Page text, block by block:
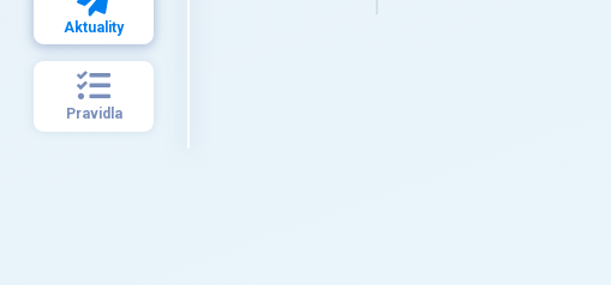
Aktuality
Pravidla